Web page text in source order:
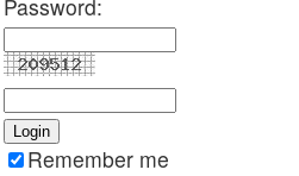
Password:
Remember me